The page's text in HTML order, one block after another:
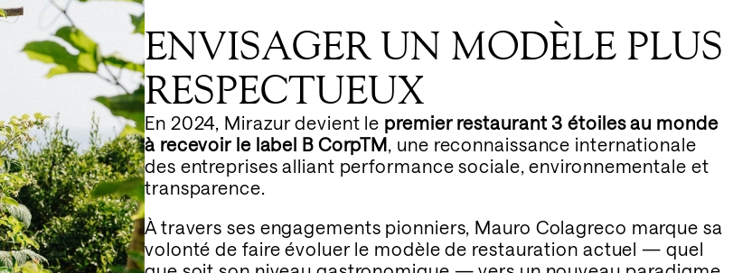
ENVISAGER UN MODÈLE PLUS
RESPECTUEUX
En 2024, Mirazur devient le premier restaurant 3 étoiles au monde
à recevoir le label B CorpTM, une reconnaissance internationale
des entreprises alliant performance sociale, environnementale et
transparence.
À travers ses engagements pionniers, Mauro Colagreco marque sa
volonté de faire évoluer le modèle de restauration actuel — quel